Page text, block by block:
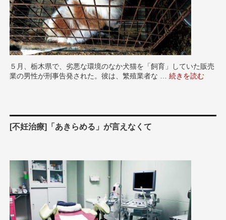
５月、栃木県で、劣悪な環境のなか犬猫を「飼育」していた販売
業の男性が刑事告発された。彼は、繁殖業者な …“「商品」になれ
続きを読む
[不妊治療]「あきらめる」が言えなくて